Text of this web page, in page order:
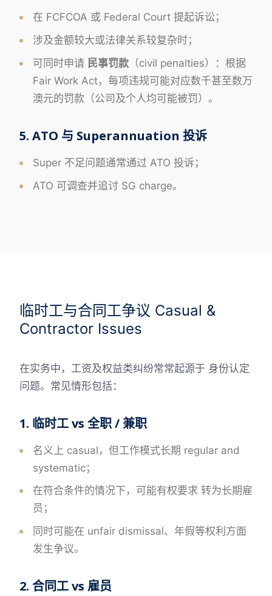
在 FCFCOA 或 Federal Court 提起诉讼；
涉及金额较大或法律关系较复杂时；
可同时申请 民事罚款 （civil penalties）：根据
Fair Work Act，每项违规可能对应数千甚至数万
澳元的罚款（公司及个人均可能被罚）。
5. ATO 与 Superannuation 投诉
Super 不足问题通常通过 ATO 投诉；
ATO 可调查并追讨 SG charge。
临时工与合同工争议 Casual &
Contractor Issues
在实务中，工资及权益类纠纷常常起源于 身份认定
问题。常见情形包括：
1. 临时工 vs 全职 / 兼职
名义上 casual，但工作模式长期 regular and
systematic；
在符合条件的情况下，可能有权要求 转为长期雇
员；
同时可能在 unfair dismissal、年假等权利方面
发生争议。
2. 合同工 vs 雇员